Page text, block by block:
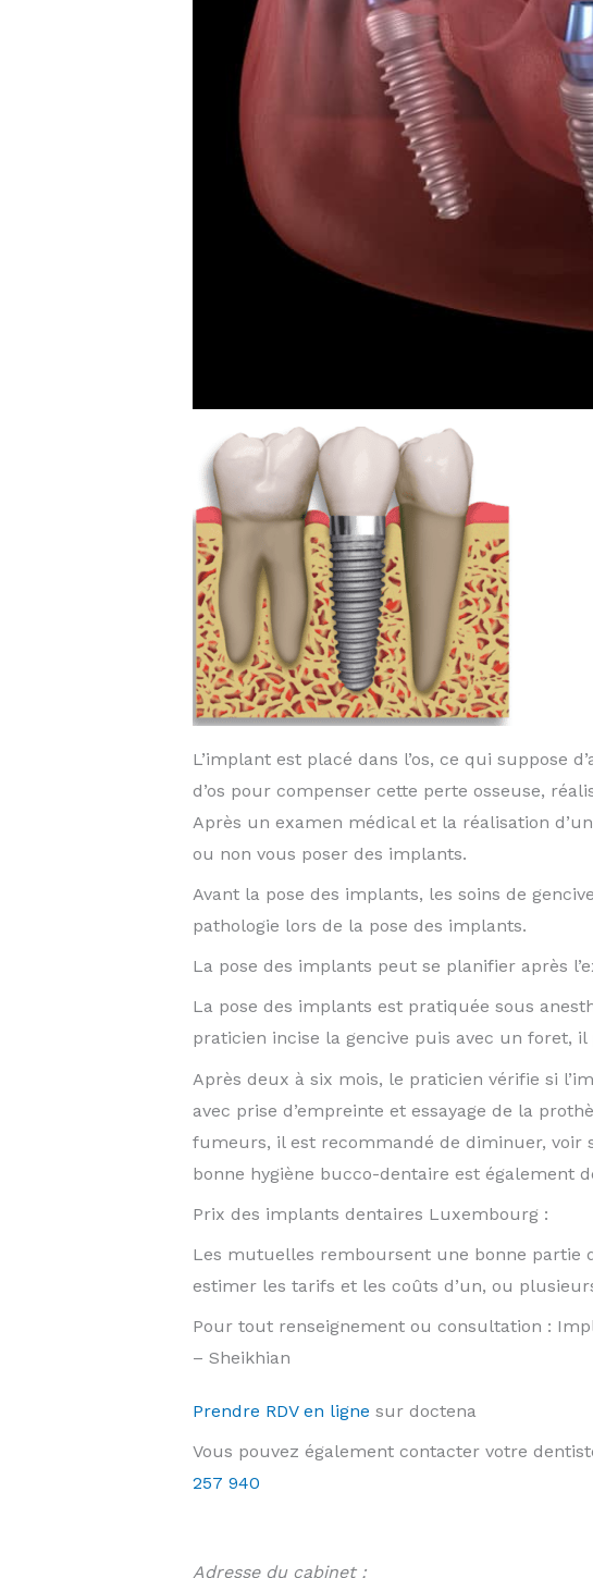
L’implant est placé dans l’os, ce qui suppose
d’os pour compenser cette perte osseuse,
Après un examen médical et la réalisation
ou non vous poser des implants.
Avant la pose des implants, les soins de
pathologie lors de la pose des implants.
La pose des implants peut se planifier après
La pose des implants est pratiquée sous
praticien incise la gencive puis avec un foret,
Après deux à six mois, le praticien vérifie si
avec prise d’empreinte et essayage de la
fumeurs, il est recommandé de diminuer, voir
bonne hygiène bucco-dentaire est également
Prix des implants dentaires Luxembourg :
Les mutuelles remboursent une bonne partie
estimer les tarifs et les coûts d’un, ou
Pour tout renseignement ou consultation :
– Sheikhian
Prendre RDV en ligne sur doctena
Vous pouvez également contacter votre
257 940
Adresse du cabinet :